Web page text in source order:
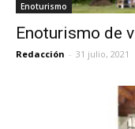
Enoturismo
Enoturismo de
Redacción - 31 julio, 2021